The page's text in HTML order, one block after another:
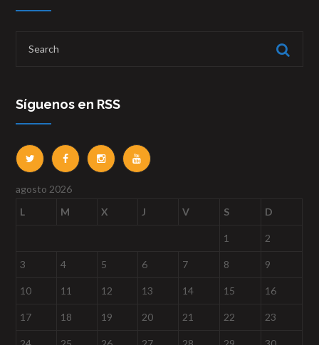
Síguenos en RSS
agosto 2026
L
M X J V S D
1 2
3 4 5 6 7 8 9
10 11 12 13 14 15 16
17 18 19 20 21 22 23